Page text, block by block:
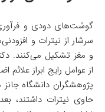
گوشت‌های دودی و
سرشار از نیترات و
و مغز تشکیل می‌کنند.
از عوامل رایج ابراز
پژوهشگران دانشگاه
حاوی نیترات داشتند،